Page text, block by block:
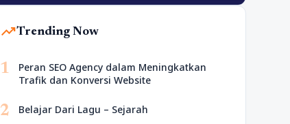
trending_upTrending Now
1
Peran SEO Agency dalam Meningkatkan
Trafik dan Konversi Website
2 Belajar Dari Lagu – Sejarah